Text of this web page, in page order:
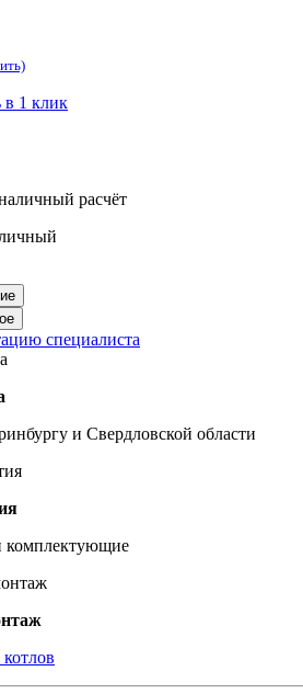
в 1 клик
специалиста
и Свердловской области
комплектующие